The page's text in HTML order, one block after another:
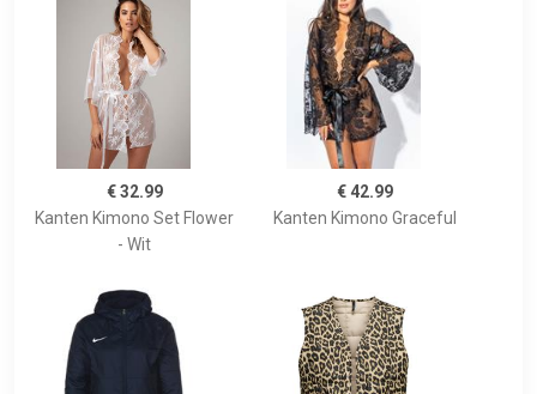
€ 32.99
Kanten Kimono Set Flower
- Wit
€ 42.99
Kanten Kimono Graceful